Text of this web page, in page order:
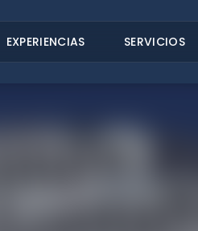
EXPERIENCIAS SERVICIOS